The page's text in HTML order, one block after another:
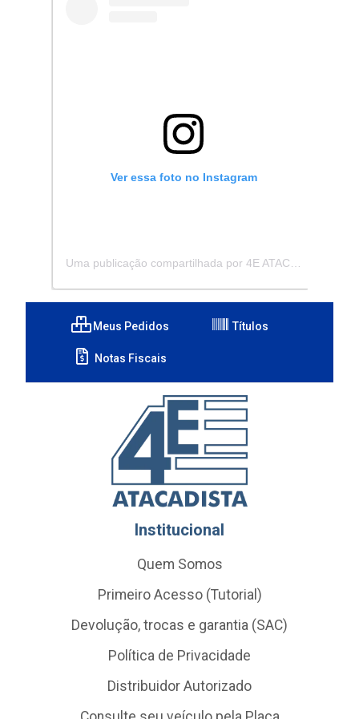
Ver essa foto no Instagram
Meus Pedidos Títulos
Notas Fiscais
Institucional
Quem Somos
Primeiro Acesso (Tutorial)
Devolução, trocas e garantia (SAC)
Política de Privacidade
Distribuidor Autorizado